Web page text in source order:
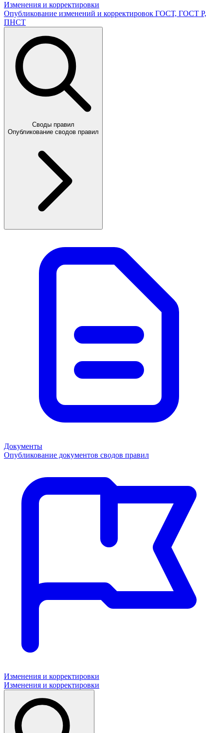
Изменения и корректировки
Опубликование изменений и корректировок ГОСТ, ГОСТ Р,
ПНСТ
Своды правил
Опубликование сводов правил
Документы
Опубликование документов сводов правил
Изменения и корректировки
Изменения и корректировки